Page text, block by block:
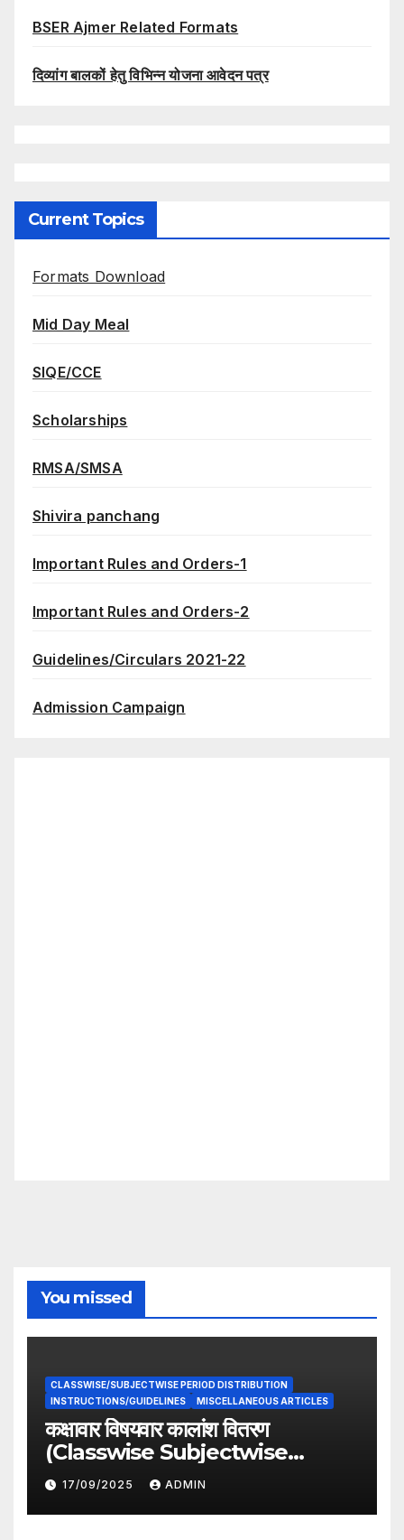
BSER Ajmer Related Formats
दिव्यांग बालकों हेतु विभिन्न योजना आवेदन पत्र
Current Topics
Formats Download
Mid Day Meal
SIQE/CCE
Scholarships
RMSA/SMSA
Shivira panchang
Important Rules and Orders-1
Important Rules and Orders-2
Guidelines/Circulars 2021-22
Admission Campaign
You missed
CLASSWISE/SUBJECTWISE PERIOD DISTRIBUTION
INSTRUCTIONS/GUIDELINES
MISCELLANEOUS ARTICLES
कक्षावार विषयवार कालांश वितरण
(Classwise Subjectwise
period distribution)
17/09/2025 ADMIN